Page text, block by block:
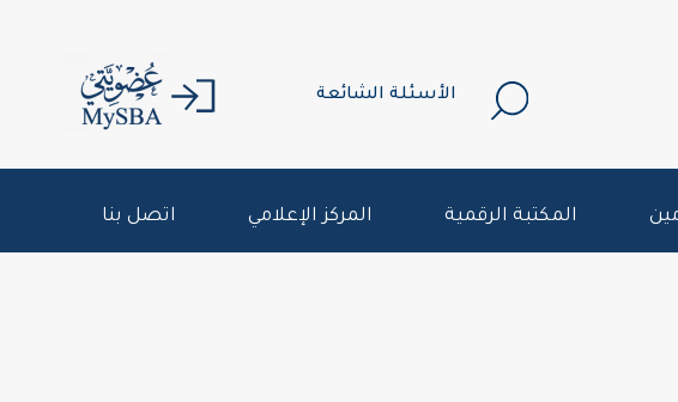
الأسئلة الشائعة
المكتبة الرقمية المركز الإعلامي اتصل بنا